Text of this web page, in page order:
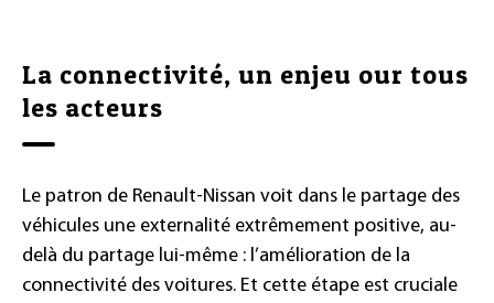
La connectivité, un enjeu our tous
les acteurs
Le patron de Renault-Nissan voit dans le partage des
véhicules une externalité extrêmement positive, au-
delà du partage lui-même : l’amélioration de la
connectivité des voitures. Et cette étape est cruciale